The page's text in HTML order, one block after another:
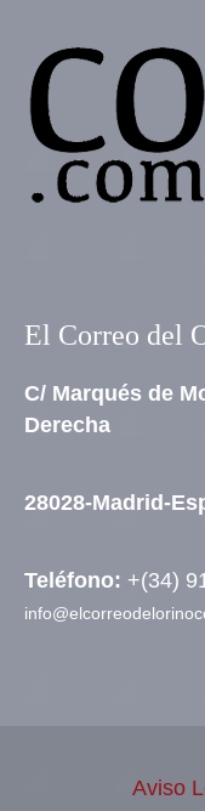
El Correo del
C/ Marqués de
Derecha
28028-Madrid-
Teléfono: +(34)
Aviso